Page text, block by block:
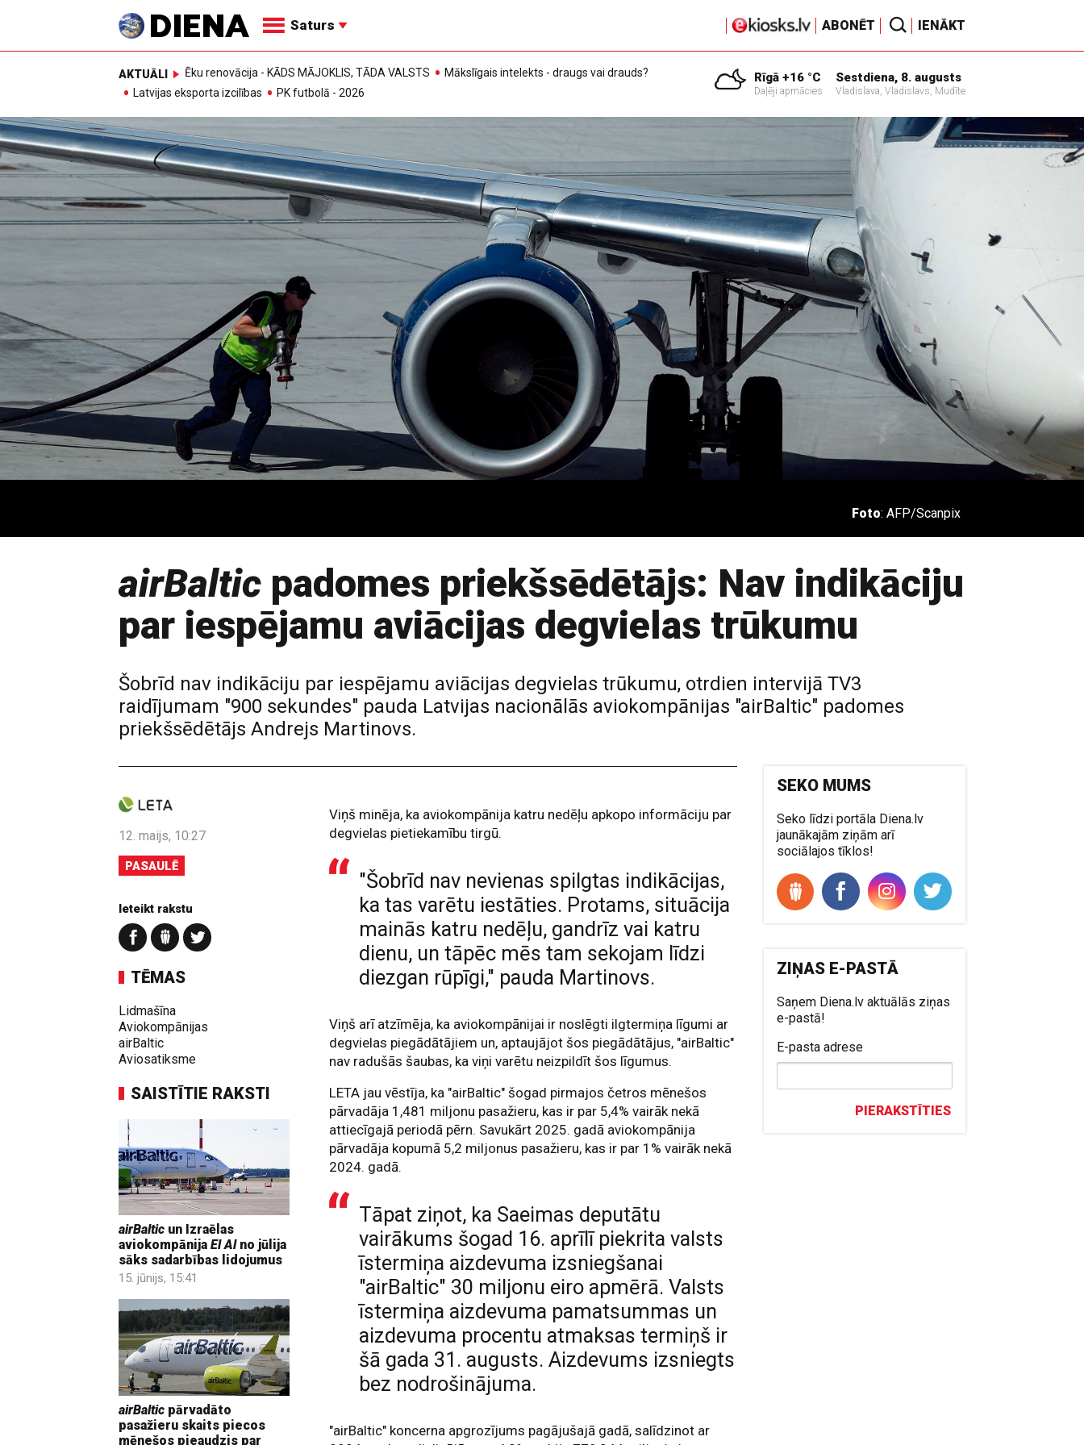
Saturs ABONĒT IENĀKT
AKTUĀLI Ēku renovācija - KĀDS MĀJOKLIS, TĀDA VALSTS
Mākslīgais intelekts - draugs vai drauds?
Latvijas eksporta izcilības
PK futbolā - 2026
Rīgā +16 °C
Daļēji apmācies
Sestdiena, 8. augusts
Vladislava, Vladislavs, Mudīte
Foto: AFP/Scanpix
airBaltic padomes priekšsēdētājs: Nav indikāciju
par iespējamu aviācijas degvielas trūkumu
Šobrīd nav indikāciju par iespējamu aviācijas degvielas trūkumu, otrdien intervijā TV3
raidījumam "900 sekundes" pauda Latvijas nacionālās aviokompānijas "airBaltic" padomes
priekšsēdētājs Andrejs Martinovs.
12. maijs, 10:27
PASAULĒ
Ieteikt rakstu
TĒMAS
Lidmašīna
Aviokompānijas
airBaltic
Aviosatiksme
SAISTĪTIE RAKSTI
airBaltic un Izraēlas
aviokompānija El Alno jūlija
sāks sadarbības lidojumus
15. jūnijs, 15:41
airBaltic pārvadāto
pasažieru skaits piecos
mēnešos pieaudzis par
Viņš minēja, ka aviokompānija katru nedēļu apkopo informāciju par
degvielas pietiekamību tirgū.
"Šobrīd nav nevienas spilgtas indikācijas,
ka tas varētu iestāties. Protams, situācija
mainās katru nedēļu, gandrīz vai katru
dienu, un tāpēc mēs tam sekojam līdzi
diezgan rūpīgi," pauda Martinovs.
Viņš arī atzīmēja, ka aviokompānijai ir noslēgti ilgtermiņa līgumi ar
degvielas piegādātājiem un, aptaujājot šos piegādātājus, "airBaltic"
nav radušās šaubas, ka viņi varētu neizpildīt šos līgumus.
LETA jau vēstīja, ka "airBaltic" šogad pirmajos četros mēnešos
pārvadāja 1,481 miljonu pasažieru, kas ir par 5,4% vairāk nekā
attiecīgajā periodā pērn. Savukārt 2025. gadā aviokompānija
pārvadāja kopumā 5,2 miljonus pasažieru, kas ir par 1% vairāk nekā
2024. gadā.
Tāpat ziņot, ka Saeimas deputātu
vairākums šogad 16. aprīlī piekrita valsts
īstermiņa aizdevuma izsniegšanai
"airBaltic" 30 miljonu eiro apmērā. Valsts
īstermiņa aizdevuma pamatsummas un
aizdevuma procentu atmaksas termiņš ir
šā gada 31. augusts. Aizdevums izsniegts
bez nodrošinājuma.
"airBaltic" koncerna apgrozījums pagājušajā gadā, salīdzinot ar
SEKO MUMS
Seko līdzi portāla Diena.lv
jaunākajām ziņām arī
sociālajos tīklos!
ZIŅAS E-PASTĀ
Saņem Diena.lv aktuālās ziņas
e-pastā!
E-pasta adrese
PIERAKSTĪTIES